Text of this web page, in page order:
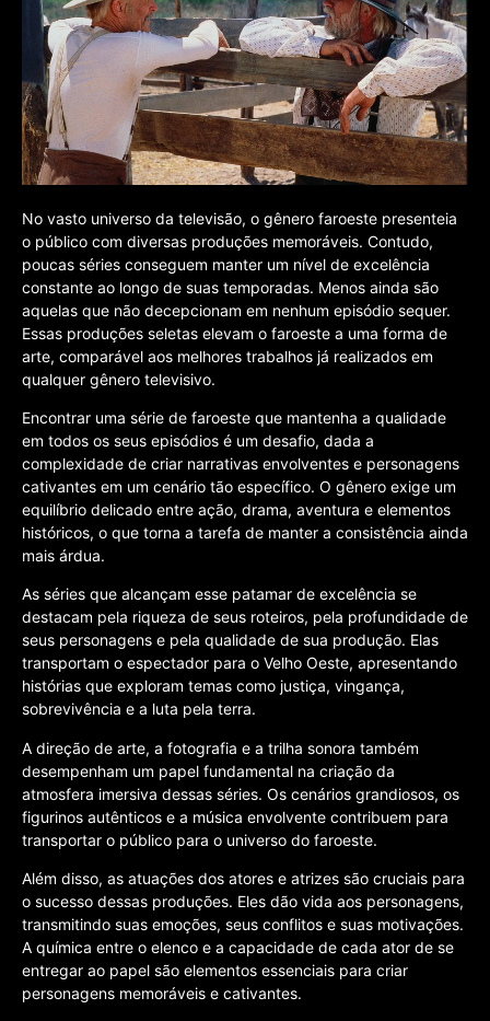
No vasto universo da televisão, o gênero faroeste presenteia
o público com diversas produções memoráveis. Contudo,
poucas séries conseguem manter um nível de excelência
constante ao longo de suas temporadas. Menos ainda são
aquelas que não decepcionam em nenhum episódio sequer.
Essas produções seletas elevam o faroeste a uma forma de
arte, comparável aos melhores trabalhos já realizados em
qualquer gênero televisivo.
Encontrar uma série de faroeste que mantenha a qualidade
em todos os seus episódios é um desafio, dada a
complexidade de criar narrativas envolventes e personagens
cativantes em um cenário tão específico. O gênero exige um
equilíbrio delicado entre ação, drama, aventura e elementos
históricos, o que torna a tarefa de manter a consistência ainda
mais árdua.
As séries que alcançam esse patamar de excelência se
destacam pela riqueza de seus roteiros, pela profundidade de
seus personagens e pela qualidade de sua produção. Elas
transportam o espectador para o Velho Oeste, apresentando
histórias que exploram temas como justiça, vingança,
sobrevivência e a luta pela terra.
A direção de arte, a fotografia e a trilha sonora também
desempenham um papel fundamental na criação da
atmosfera imersiva dessas séries. Os cenários grandiosos, os
figurinos autênticos e a música envolvente contribuem para
transportar o público para o universo do faroeste.
Além disso, as atuações dos atores e atrizes são cruciais para
o sucesso dessas produções. Eles dão vida aos personagens,
transmitindo suas emoções, seus conflitos e suas motivações.
A química entre o elenco e a capacidade de cada ator de se
entregar ao papel são elementos essenciais para criar
personagens memoráveis e cativantes.